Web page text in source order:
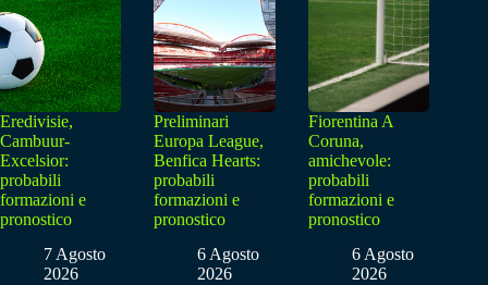
Eredivisie,
Cambuur-
Excelsior:
probabili
formazioni e
pronostico
7 Agosto
2026
Preliminari
Europa League,
Benfica Hearts:
probabili
formazioni e
pronostico
6 Agosto
2026
Fiorentina A
Coruna,
amichevole:
probabili
formazioni e
pronostico
6 Agosto
2026